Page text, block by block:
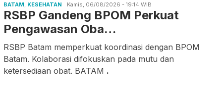
BATAM KESEHATAN Kamis, 06/08/2026 - 19:14 WIB
RSBP Gandeng BPOM Perkuat
Pengawasan Oba…
RSBP Batam memperkuat koordinasi dengan BPOM
Batam. Kolaborasi difokuskan pada mutu dan
ketersediaan obat. BATAM .